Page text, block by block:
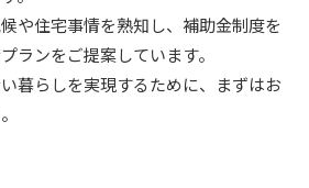
や住宅事情を熟知し、補助金制度を
ランをご提案しています。
暮らしを実現するために、まずはお